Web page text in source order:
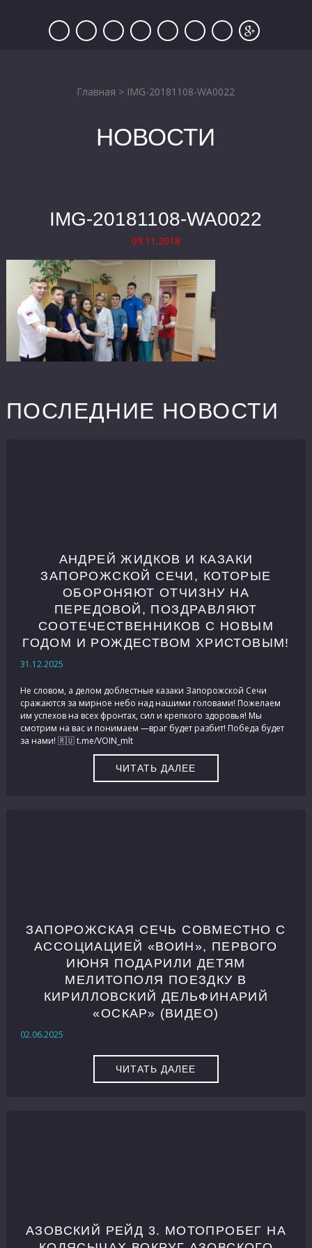
Главная > IMG-20181108-WA0022
НОВОСТИ
IMG-20181108-WA0022
09.11.2018
ПОСЛЕДНИЕ НОВОСТИ
АНДРЕЙ ЖИДКОВ И КАЗАКИ
ЗАПОРОЖСКОЙ СЕЧИ, КОТОРЫЕ
ОБОРОНЯЮТ ОТЧИЗНУ НА
ПЕРЕДОВОЙ, ПОЗДРАВЛЯЮТ
СООТЕЧЕСТВЕННИКОВ С НОВЫМ
ГОДОМ И РОЖДЕСТВОМ ХРИСТОВЫМ!
31.12.2025
Не словом, а делом доблестные казаки Запорожской Сечи
сражаются за мирное небо над нашими головами! Пожелаем
им успехов на всех фронтах, сил и крепкого здоровья! Мы
смотрим на вас и понимаем —враг будет разбит! Победа будет
за нами! 🇷🇺 t.me/VOIN_mlt
ЧИТАТЬ ДАЛЕЕ
ЗАПОРОЖСКАЯ СЕЧЬ СОВМЕСТНО С
АССОЦИАЦИЕЙ «ВОИН», ПЕРВОГО
ИЮНЯ ПОДАРИЛИ ДЕТЯМ
МЕЛИТОПОЛЯ ПОЕЗДКУ В
КИРИЛЛОВСКИЙ ДЕЛЬФИНАРИЙ
«ОСКАР» (ВИДЕО)
02.06.2025
ЧИТАТЬ ДАЛЕЕ
АЗОВСКИЙ РЕЙД 3. МОТОПРОБЕГ НА